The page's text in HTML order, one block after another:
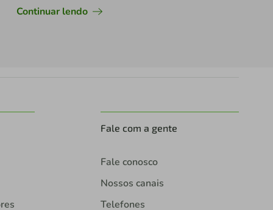
em Mato Grosso.
Continuar lendo
Fale com a gente
Fale conosco
Nossos canais
Telefones